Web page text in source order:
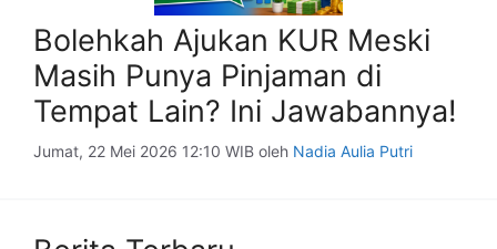
Bolehkah Ajukan KUR Meski
Masih Punya Pinjaman di
Tempat Lain? Ini Jawabannya!
Jumat, 22 Mei 2026 12:10 WIB oleh Nadia Aulia Putri